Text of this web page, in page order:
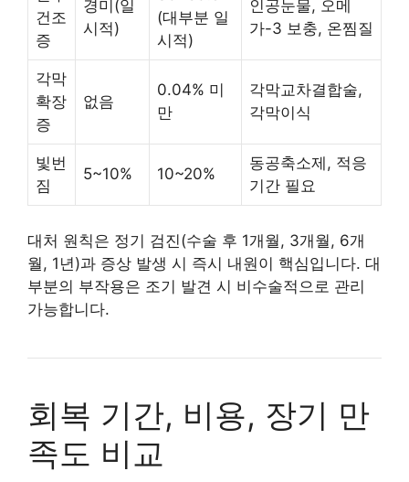
건조
증
경미(일
시적)
(대부분 일
시적)
인공눈물, 오메
가-3 보충, 온찜질
각막
확장
증
없음
0.04% 미
만
각막교차결합술,
각막이식
빛번
짐
5~10% 10~20%
동공축소제, 적응
기간 필요
대처 원칙은 정기 검진(수술 후 1개월, 3개월, 6개
월, 1년)과 증상 발생 시 즉시 내원이 핵심입니다. 대
부분의 부작용은 조기 발견 시 비수술적으로 관리
가능합니다.
회복 기간, 비용, 장기 만
족도 비교